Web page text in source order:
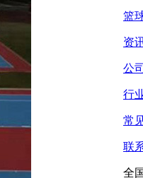
篮
资
公
行
常
联
全